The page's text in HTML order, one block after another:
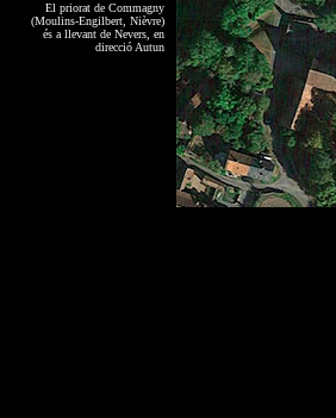
El priorat de Commagny
(Moulins-Engilbert, Nièvre)
és a llevant de Nevers, en
direcció Autun